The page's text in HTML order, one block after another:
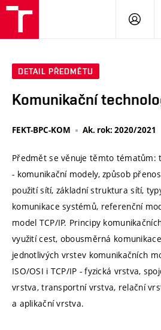
DETAIL PŘEDMĚTU
Komunikační
FEKT-BPC-KOM Ak. rok: 2020/2021
Předmět se věnuje těmto tématům:
- komunikační modely, způsob
použití sítí, základní struktura sítí,
komunikace systémů, referenční
model TCP/IP. Principy
využití cest, obousměrná
jednotlivých vrstev komunikačních
ISO/OSI i TCP/IP - fyzická vrstva,
vrstva, transportní vrstva, relační
a aplikační vrstva.